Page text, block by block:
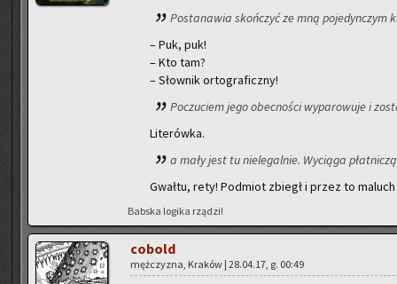
Po­sta­na­wia skoń­czyć ze mną po­je­dyn­czym
– Puk, puk!
– Kto tam?
– Słow­nik or­to­gra­ficz­ny!
Po­czu­ciem jego obec­no­ści wy­pa­ro­wu­je i
Li­te­rów­ka.
a mały jest tu nie­le­gal­nie. Wy­cią­ga
Gwał­tu, rety! Pod­miot zbiegł i przez to
Bab­ska lo­gi­ka rzą­dzi!
co­bold
męż­czy­zna, Kra­ków | 28.04.17, g. 00:49